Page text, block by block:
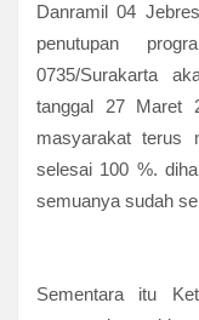
Danramil 04
penutupan
0735/Surakarta
tanggal 27 Maret
masyarakat terus
selesai 100 %.
semuanya sudah
Sementara itu